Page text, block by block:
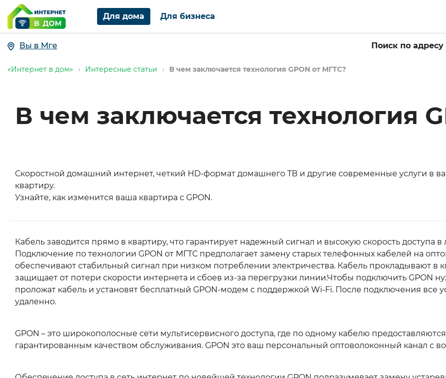
Для дома Для бизнеса
Вы в Мге Поиск по адресу
«Интернет в дом» › Интересные статьи › В чем заключается технология GPON от МГТС?
В чем заключается технология
Скоростной домашний интернет, четкий HD-формат домашнего ТВ и другие современные услуги в
квартиру.
Узнайте, как изменится ваша квартира с GPON.
Кабель заводится прямо в квартиру, что гарантирует надежный сигнал и высокую скорость доступа
Подключение по технологии GPON от МГТС предполагает замену старых телефонных кабелей на
обеспечивают стабильный сигнал при низком потреблении электричества. Кабель прокладывают в
защищает от потери скорости интернета и сбоев из-за перегрузки линии.Чтобы подключить GPON
проложат кабель и установят бесплатный GPON-модем с поддержкой Wi-Fi. После подключения все
удаленно.
GPON – это широкополосные сети мультисервисного доступа, где по одному кабелю
гарантированным качеством обслуживания. GPON это ваш персональный оптоволоконный канал с